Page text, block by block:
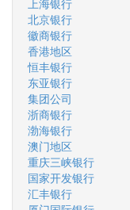
上海银行
北京银行
徽商银行
香港地区
恒丰银行
东亚银行
集团公司
浙商银行
渤海银行
澳门地区
重庆三峡银行
国家开发银行
汇丰银行